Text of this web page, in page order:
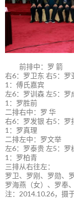
前排中：罗 箭
右6：罗卫东 右5：罗
1：傅氏嘉宾
左6：罗训森 左5：罗
1：罗胜前
二排右中：罗 华
右6：罗发银 右5：罗
1：罗真理
二排左中：罗文举
左6：罗泰贵 左5：罗
1：罗柏青
三排从右往左：
罗卫、罗刚、罗勋、
罗海燕（女）、罗奉、
注：2014.10.26，摄